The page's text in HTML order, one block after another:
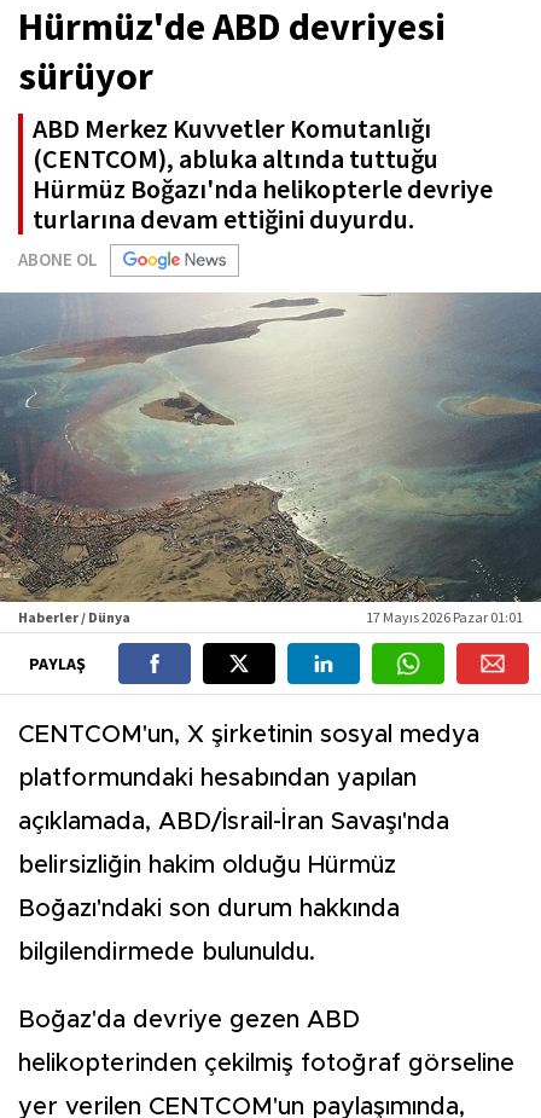
Hürmüz'de ABD devriyesi
sürüyor
ABD Merkez Kuvvetler Komutanlığı
(CENTCOM), abluka altında tuttuğu
Hürmüz Boğazı'nda helikopterle devriye
turlarına devam ettiğini duyurdu.
ABONE OL
Haberler / Dünya 17 Mayıs 2026 Pazar 01:01
PAYLAŞ
CENTCOM'un, X şirketinin sosyal medya
platformundaki hesabından yapılan
açıklamada, ABD/İsrail-İran Savaşı'nda
belirsizliğin hakim olduğu Hürmüz
Boğazı'ndaki son durum hakkında
bilgilendirmede bulunuldu.
Boğaz'da devriye gezen ABD
helikopterinden çekilmiş fotoğraf görseline
yer verilen CENTCOM'un paylaşımında,